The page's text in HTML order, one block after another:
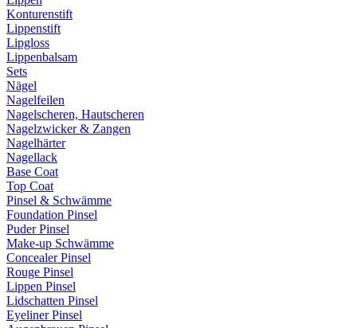
Konturenstift
Lippenstift
Lipgloss
Lippenbalsam
Sets
Nägel
Nagelfeilen
Nagelscheren, Hautscheren
Nagelzwicker & Zangen
Nagelhärter
Nagellack
Base Coat
Top Coat
Pinsel & Schwämme
Foundation Pinsel
Puder Pinsel
Make-up Schwämme
Concealer Pinsel
Rouge Pinsel
Lippen Pinsel
Lidschatten Pinsel
Eyeliner Pinsel